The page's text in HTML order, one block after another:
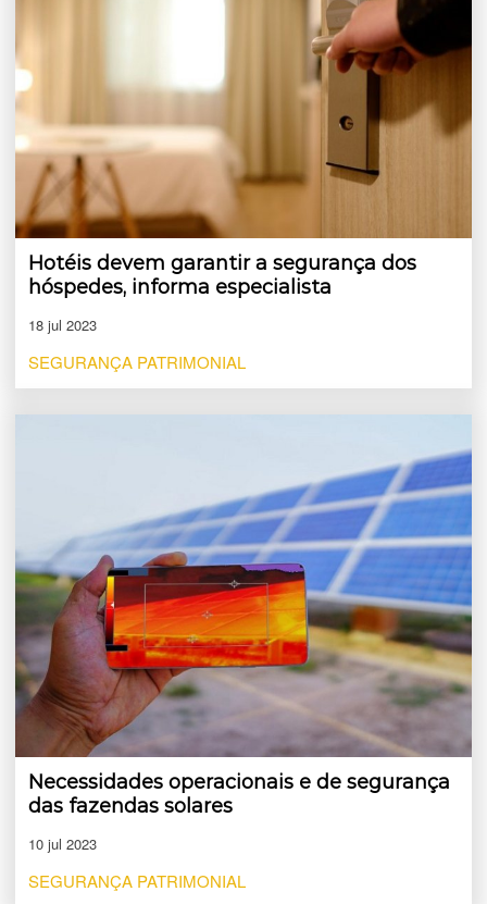
Hotéis devem garantir a segurança dos
hóspedes, informa especialista
18 jul 2023
SEGURANÇA PATRIMONIAL
Necessidades operacionais e de segurança
das fazendas solares
10 jul 2023
SEGURANÇA PATRIMONIAL